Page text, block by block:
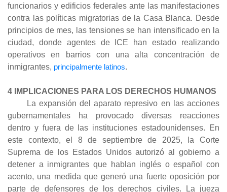
funcionarios y edificios federales ante las manifestaciones
contra las políticas migratorias de la Casa Blanca. Desde
principios de mes, las tensiones se han intensificado en la
ciudad, donde agentes de ICE han estado realizando
operativos en barrios con una alta concentración de
inmigrantes, principalmente latinos.
4 IMPLICACIONES PARA LOS DERECHOS HUMANOS
La expansión del aparato represivo en las acciones
gubernamentales ha provocado diversas reacciones
dentro y fuera de las instituciones estadounidenses. En
este contexto, el 8 de septiembre de 2025, la Corte
Suprema de los Estados Unidos autorizó al gobierno a
detener a inmigrantes que hablan inglés o español con
acento, una medida que generó una fuerte oposición por
parte de defensores de los derechos civiles. La jueza